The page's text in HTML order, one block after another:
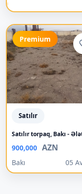
Premium
Satılır
Satılır torpaq, Bakı -
900,000 AZN
Bakı 05